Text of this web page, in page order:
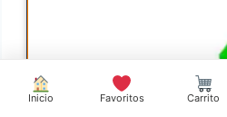
Inicio Favoritos Carrito